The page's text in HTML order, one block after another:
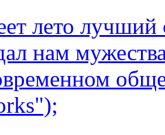
лето
нам